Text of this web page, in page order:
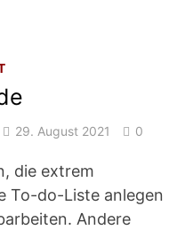
29. August 2021 0
die extrem
To-do-Liste anlegen
Andere